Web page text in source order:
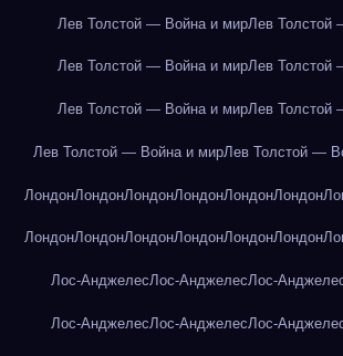
Лев Толстой — Война и мирЛев Толстой
Лев Толстой — Война и мирЛев Толстой
Лев Толстой — Война и мирЛев Толстой
Лев Толстой — Война и мирЛев Толстой —
ЛондонЛондонЛондонЛондонЛондонЛондон
ЛондонЛондонЛондонЛондонЛондонЛондон
Лос-АнджелесЛос-АнджелесЛос-
Лос-АнджелесЛос-АнджелесЛос-